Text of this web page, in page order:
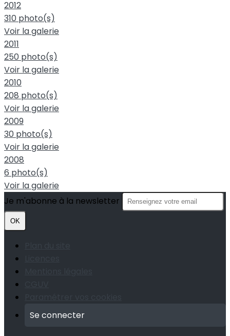
2012
310 photo(s)
Voir la galerie
2011
250 photo(s)
Voir la galerie
2010
208 photo(s)
Voir la galerie
2009
30 photo(s)
Voir la galerie
2008
6 photo(s)
Voir la galerie
Je m'abonne à la newsletter
OK
Se connecter